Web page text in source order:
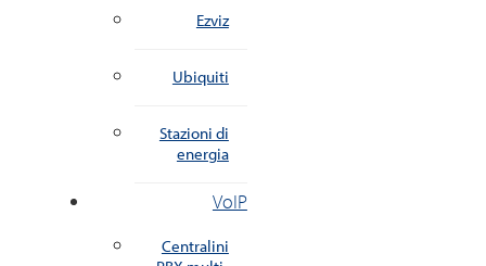
Ezviz
Ubiquiti
Stazioni di
energia
VoIP
Centralini